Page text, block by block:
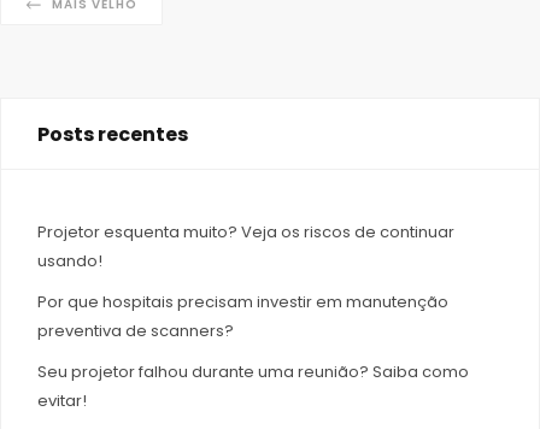
MAIS VELHO
Posts recentes
Projetor esquenta muito? Veja os riscos de continuar
usando!
Por que hospitais precisam investir em manutenção
preventiva de scanners?
Seu projetor falhou durante uma reunião? Saiba como
evitar!